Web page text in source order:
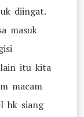
diingat.
masuk
itu kita
macam
hk siang